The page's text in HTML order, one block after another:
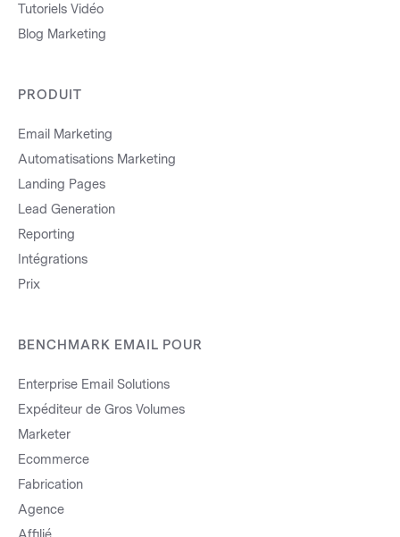
Tutoriels Vidéo
Blog Marketing
PRODUIT
Email Marketing
Automatisations Marketing
Landing Pages
Lead Generation
Reporting
Intégrations
Prix
BENCHMARK EMAIL POUR
Enterprise Email Solutions
Expéditeur de Gros Volumes
Marketer
Ecommerce
Fabrication
Agence